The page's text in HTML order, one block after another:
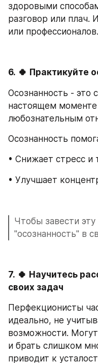
здоровыми
разговор или плач.
или профессионалов.
6. 🍀 Практикуйте
Осознанность - это
настоящем
любознательным
Осознанность
• Снижает стресс и
• Улучшает
Чтобы завести
"осознанность" в
7. 🍀 Научитесь
своих задач
Перфекционисты
идеально, не
возможности.
и брать слишком
приводит к